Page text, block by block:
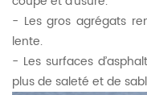
- Les gros agrégats
lente.
- Les surfaces
plus de saleté et de